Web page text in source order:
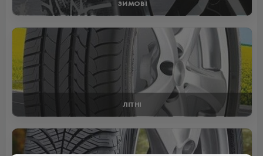
ЗИМОВІ
ЛІТНІ